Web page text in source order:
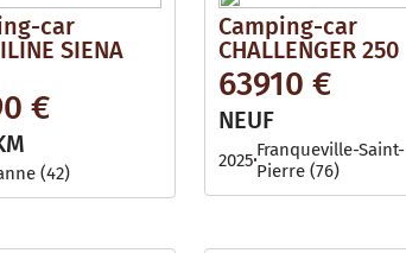
car
SIENA
€
(42)
Camping-car
CHALLENGER 250
63910 €
NEUF
2025 Franqueville-Saint-
Pierre (76)